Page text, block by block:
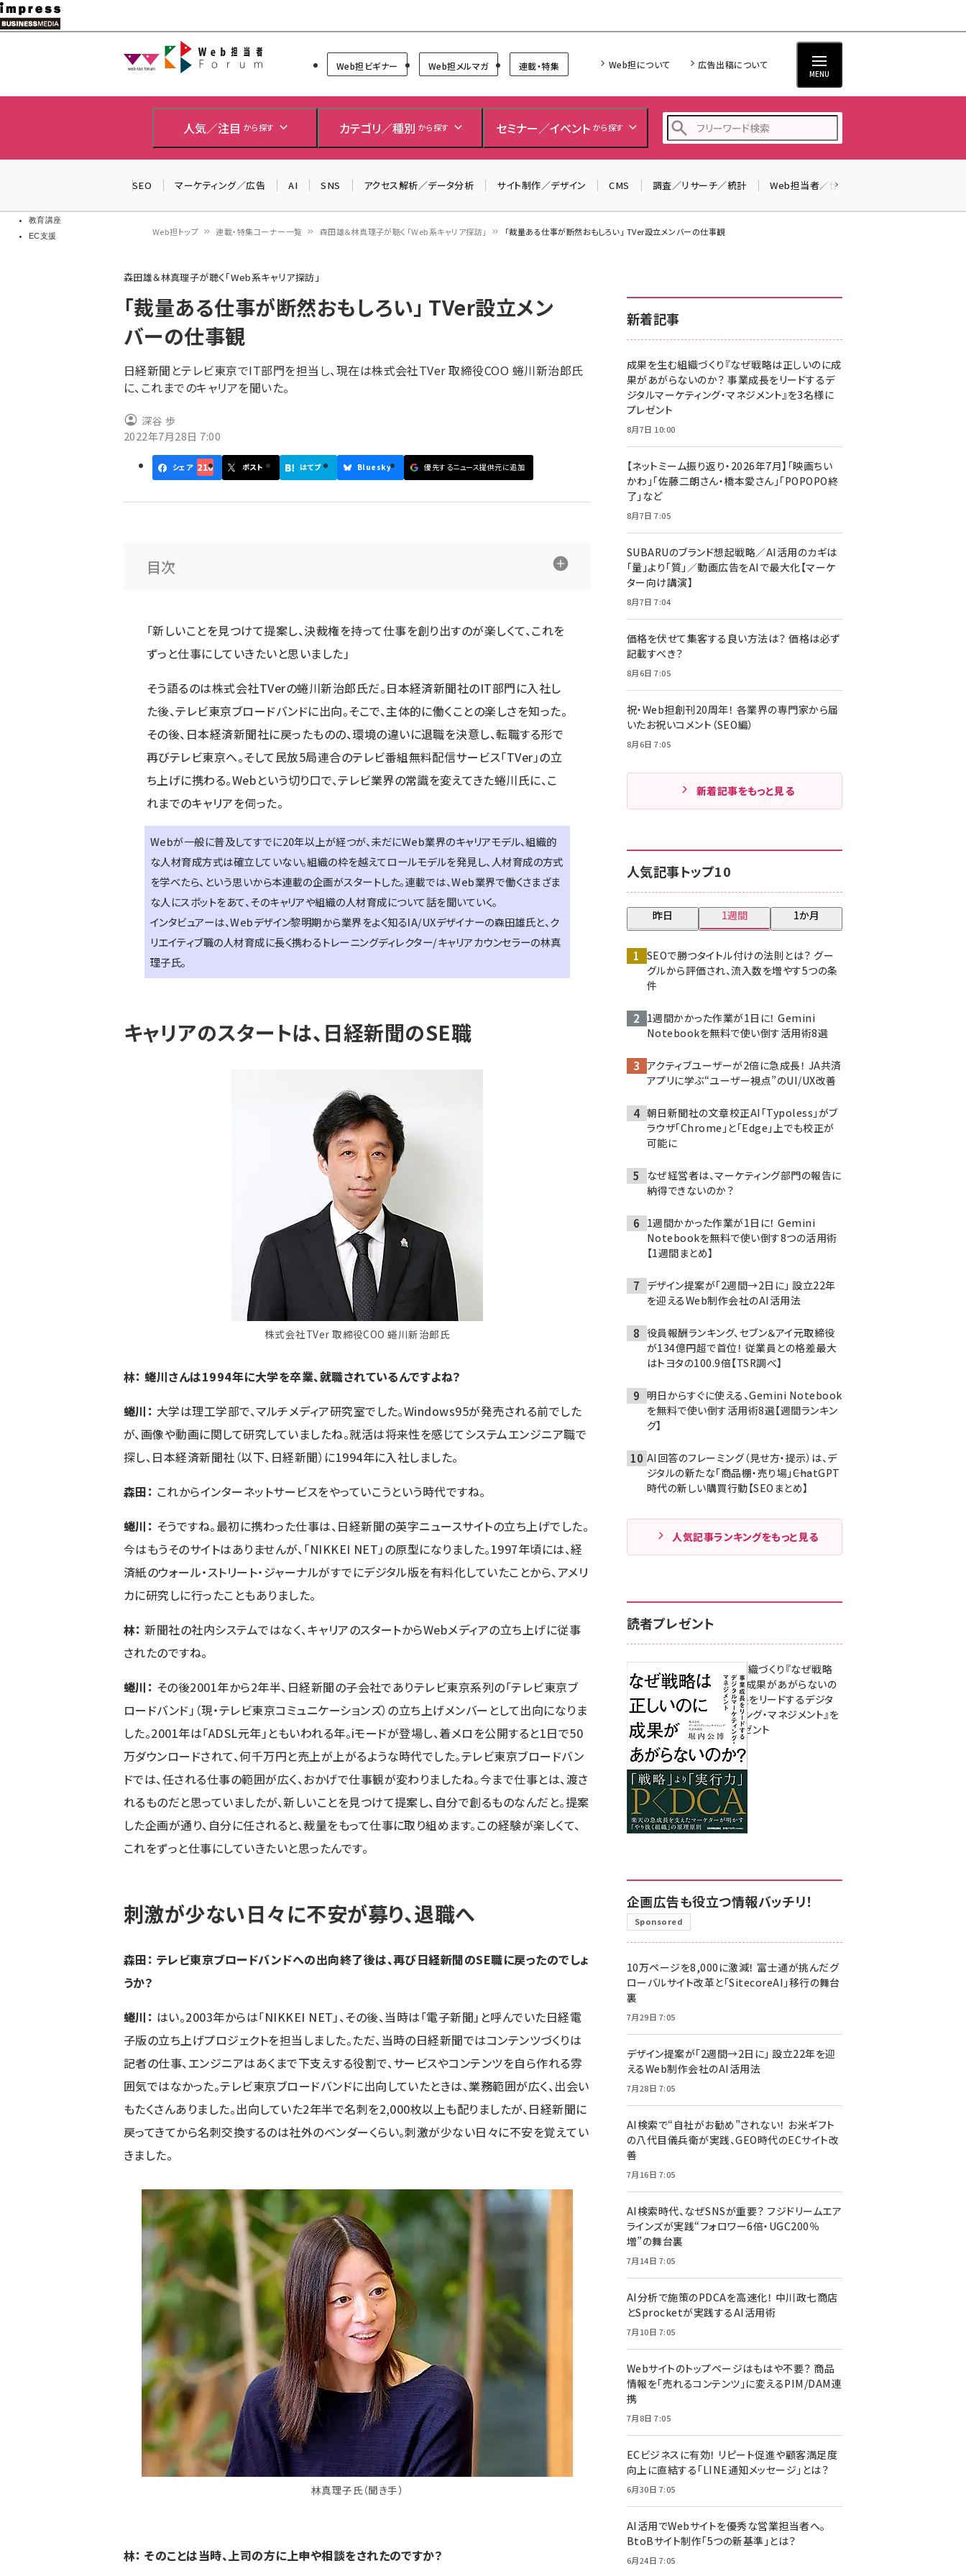
メ
イ
教育講座
EC支援
Web担当者Forum
Web担ビギナー Web担メルマガ 連載・特集 Web担について 広告出稿について
MENU
人気／注目 から探す カテゴリ／種別 から探す セミナー／イベント から探す
z世代 (1623)
meo (1277)
llmo (1167)
SEO マーケティング／広告 AI SNS アクセス解析／データ分析 サイト制作／デザイン CMS 調査／リサーチ／統計 Web担当者／仕事
ン
く
ず
Web担トップ 連載・特集コーナー一覧 森田雄＆林真理子が聴く「Web系キャリア探訪」 「裁量ある仕事が断然おもしろい」 TVer設立メンバーの仕事観
森田雄＆林真理子が聴く「Web系キャリア探訪」
「裁量ある仕事が断然おもしろい」 TVer設立メン
バーの仕事観
日経新聞とテレビ東京でIT部門を担当し、現在は株式会社TVer 取締役COO 蜷川新治郎氏
に、これまでのキャリアを聞いた。
深谷 歩
2022年7月28日 7:00
シェア 216 ポスト はてブ Bluesky 優先するニュース提供元に追加
目次
「新しいことを見つけて提案し、決裁権を持って仕事を創り出すのが楽しくて、これを
ずっと仕事にしていきたいと思いました」
そう語るのは株式会社TVerの蜷川新治郎氏だ。日本経済新聞社のIT部門に入社し
た後、テレビ東京ブロードバンドに出向。そこで、主体的に働くことの楽しさを知った。
その後、日本経済新聞社に戻ったものの、環境の違いに退職を決意し、転職する形で
再びテレビ東京へ。そして民放5局連合のテレビ番組無料配信サービス「TVer」の立
ち上げに携わる。Webという切り口で、テレビ業界の常識を変えてきた蜷川氏に、こ
れまでのキャリアを伺った。
Webが一般に普及してすでに20年以上が経つが、未だにWeb業界のキャリアモデル、組織的
な人材育成方式は確立していない。組織の枠を越えてロールモデルを発見し、人材育成の方式
を学べたら、という思いから本連載の企画がスタートした。連載では、Web業界で働くさまざま
な人にスポットをあて、そのキャリアや組織の人材育成について話を聞いていく。
インタビュアーは、Webデザイン黎明期から業界をよく知るIA/UXデザイナーの森田雄氏と、ク
リエイティブ職の人材育成に長く携わるトレーニングディレクター/キャリアカウンセラーの林真
理子氏。
キャリアのスタートは、日経新聞のSE職
株式会社TVer 取締役COO 蜷川新治郎氏
林： 蜷川さんは1994年に大学を卒業、就職されているんですよね？
蜷川： 大学は理工学部で、マルチメディア研究室でした。Windows95が発売される前でした
が、画像や動画に関して研究していましたね。就活は将来性を感じてシステムエンジニア職で
探し、日本経済新聞社（以下、日経新聞）に1994年に入社しました。
森田： これからインターネットサービスをやっていこうという時代ですね。
蜷川： そうですね。最初に携わった仕事は、日経新聞の英字ニュースサイトの立ち上げでした。
今はもうそのサイトはありませんが、「NIKKEI NET」の原型になりました。1997年頃には、経
済紙のウォール・ストリート・ジャーナルがすでにデジタル版を有料化していたことから、アメリ
カに研究しに行ったこともありました。
林：新聞社の社内システムではなく、キャリアのスタートからWebメディアの立ち上げに従事
されたのですね。
蜷川： その後2001年から2年半、日経新聞の子会社でありテレビ東京系列の「テレビ東京ブ
ロードバンド」（現・テレビ東京コミュニケーションズ）の立ち上げメンバーとして出向になりま
した。2001年は「ADSL元年」ともいわれる年。iモードが登場し、着メロを公開すると1日で50
万ダウンロードされて、何千万円と売上が上がるような時代でした。テレビ東京ブロードバン
ドでは、任される仕事の範囲が広く、おかげで仕事観が変わりましたね。今まで仕事とは、渡さ
れるものだと思っていましたが、新しいことを見つけて提案し、自分で創るものなんだと。提案
した企画が通り、自分に任されると、裁量をもって仕事に取り組めます。この経験が楽しくて、
これをずっと仕事にしていきたいと思ったんです。
刺激が少ない日々に不安が募り、退職へ
森田： テレビ東京ブロードバンドへの出向終了後は、再び日経新聞のSE職に戻ったのでしょ
うか？
蜷川： はい。2003年からは「NIKKEI NET」、その後、当時は「電子新聞」と呼んでいた日経電
子版の立ち上げプロジェクトを担当しました。ただ、当時の日経新聞ではコンテンツづくりは
記者の仕事、エンジニアはあくまで下支えする役割で、サービスやコンテンツを自ら作れる雰
囲気ではなかった。テレビ東京ブロードバンドに出向していたときは、業務範囲が広く、出会い
もたくさんありました。出向していた2年半で名刺を2,000枚以上も配りましたが、日経新聞に
戻ってきてから名刺交換するのは社外のベンダーくらい。刺激が少ない日々に不安を覚えてい
きました。
林真理子氏（聞き手）
林： そのことは当時、上司の方に上申や相談をされたのですか？
新着記事
成果を生む組織づくり『なぜ戦略は正しいのに成
果があがらないのか？ 事業成長をリードするデ
ジタルマーケティング・マネジメント』を3名様に
プレゼント
8月7日 10:00
【ネットミーム振り返り・2026年7月】「映画ちい
かわ」「佐藤二朗さん・橋本愛さん」「POPOPO終
了」など
8月7日 7:05
SUBARUのブランド想起戦略／AI活用のカギは
「量」より「質」／動画広告をAIで最大化【マーケ
ター向け講演】
8月7日 7:04
価格を伏せて集客する良い方法は？ 価格は必ず
記載すべき？
8月6日 7:05
祝・Web担創刊20周年！ 各業界の専門家から届
いたお祝いコメント（SEO編）
8月6日 7:05
新着記事をもっと見る
人気記事トップ10
昨日 1週間 1か月
SEOで勝つタイトル付けの法則とは？ グー
グルから評価され、流入数を増やす5つの条
件
1週間かかった作業が1日に！ Gemini
Notebookを無料で使い倒す活用術8選
アクティブユーザーが2倍に急成長！ JA共済
アプリに学ぶ“ユーザー視点”のUI/UX改善
朝日新聞社の文章校正AI「Typoless」がブ
ラウザ「Chrome」と「Edge」上でも校正が
可能に
なぜ経営者は、マーケティング部門の報告に
納得できないのか？
1週間かかった作業が1日に！ Gemini
Notebookを無料で使い倒す8つの活用術
【1週間まとめ】
デザイン提案が「2週間→2日に」 設立22年
を迎えるWeb制作会社のAI活用法
役員報酬ランキング、セブン＆アイ元取締役
が134億円超で首位！ 従業員との格差最大
はトヨタの100.9倍【TSR調べ】
明日からすぐに使える、Gemini Notebook
を無料で使い倒す活用術8選【週間ランキン
グ】
AI回答のフレーミング（見せ方・提示）は、デ
ジタルの新たな「商品棚・売り場」――ChatGPT
時代の新しい購買行動【SEOまとめ】
人気記事ランキングをもっと見る
読者プレゼント
成果を生む組織づくり『なぜ戦略
は正しいのに成果があがらないの
か？ 事業成長をリードするデジタ
ルマーケティング・マネジメント』を
3名様にプレゼント
8月7日 10:00
企画広告も役立つ情報バッチリ！
Sponsored
10万ページを8,000に激減！ 富士通が挑んだグ
ローバルサイト改革と「SitecoreAI」移行の舞台
裏
7月29日 7:05
デザイン提案が「2週間→2日に」 設立22年を迎
えるWeb制作会社のAI活用法
7月28日 7:05
AI検索で“自社がお勧め”されない！ お米ギフト
の八代目儀兵衛が実践、GEO時代のECサイト改
善
7月16日 7:05
AI検索時代、なぜSNSが重要？ フジドリームエア
ラインズが実践“フォロワー6倍・UGC200％
増”の舞台裏
7月14日 7:05
AI分析で施策のPDCAを高速化！ 中川政七商店
とSprocketが実践するAI活用術
7月10日 7:05
Webサイトのトップページはもはや不要？ 商品
情報を「売れるコンテンツ」に変えるPIM/DAM連
携
7月8日 7:05
ECビジネスに有効！ リピート促進や顧客満足度
向上に直結する「LINE通知メッセージ」とは？
6月30日 7:05
AI活用でWebサイトを優秀な営業担当者へ。
BtoBサイト制作「5つの新基準」とは？
6月24日 7:05
＼ 8月27日開催、申し込み受付中！ ／
生成AIをマーケティング等に活用するための考え方を学べ
2026」開催！
▼申し込みはこちらから▼